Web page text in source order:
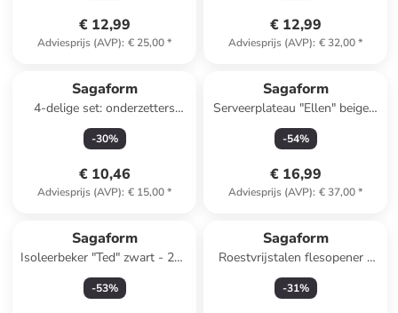
€ 12,99
Adviesprijs (AVP): € 25,00*
€ 12,99
Adviesprijs (AVP): € 32,00*
Sagaform
4-delige set: onderzetters
''Dante'' bruin - Ø 10 cm
-30%
€ 10,46
Adviesprijs (AVP): € 15,00*
Sagaform
Serveerplateau "Ellen" beige -
(H)4 x Ø 20 cm
-54%
€ 16,99
Adviesprijs (AVP): € 37,00*
Sagaform
Isoleerbeker "Ted" zwart - 280
ml
-53%
Sagaform
Roestvrijstalen flesopener -
(H)8 x Ø 5 cm
-31%